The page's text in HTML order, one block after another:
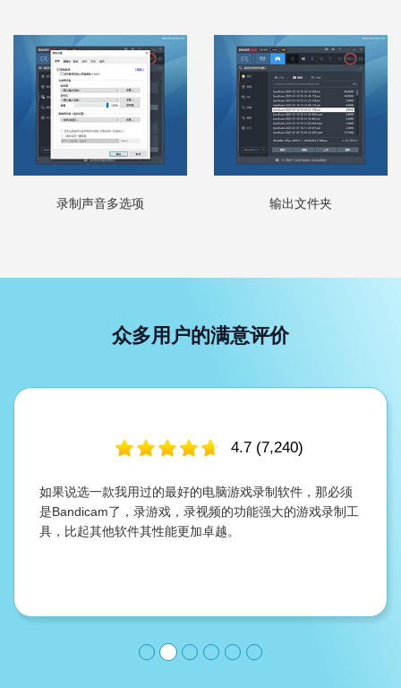
录制声音多选项 输出文件夹
众多用户的满意评价
4.7 (7,240)
如果说选一款我用过的最好的电脑游戏录制软件，那必须
是Bandicam了，录游戏，录视频的功能强大的游戏录制工
具，比起其他软件其性能更加卓越。